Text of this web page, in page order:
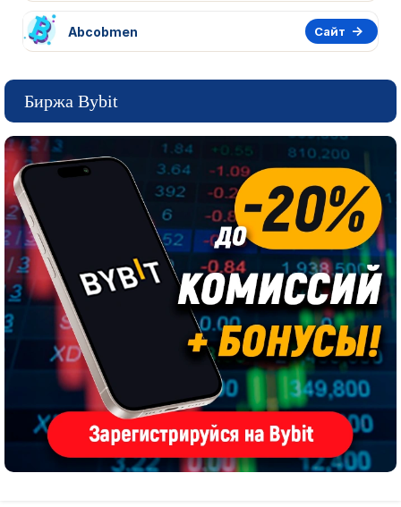
Abcobmen Сайт
Биржа Bybit